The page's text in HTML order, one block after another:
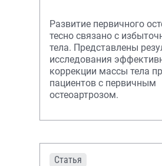
Развитие первичного
тесно связано с
тела. Представлены
исследования
коррекции массы тела
пациентов с первичным
остеоартрозом.
Статья